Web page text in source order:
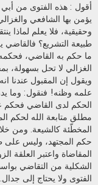
أقول : هذه الفتوى من
يؤمن بها الشافعي
وحقيقية، فلا يعلم لماذا
طبيعة التشريع؟
ما حكم به القاضي،
الغزالي لا تحل بسهولة،
ويقول إن المقبول عندنا
علمه وظنه! فنقول: وما
الحكم لدى القاضي فحكم
مطلق متابعة الله لحكم
المخطّئة كالشيعة. ومن
حكم المجتهد، وليس على
المقاضاة واعتبر العلقة
الشكلية من التقاضي
الفتوى ولا يحتاج إلى جدال.